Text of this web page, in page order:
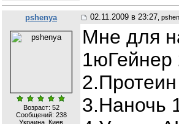
pshenya 02.11.2009 в 23:27 ,
Возраст: 52
Сообщений: 238
Украина, Киев
Мне для
1юГейнер
3.Наночь